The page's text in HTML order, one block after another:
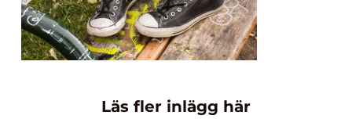
Läs fler inlägg här